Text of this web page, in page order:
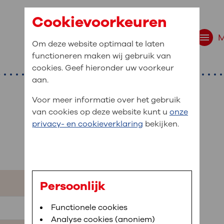
website navigatie
bent u naar op
Bloedafname,MijnOLVG,Digitalisering
In MijnOLVG kunt u uw medische
het u uitkomt. OLVG breidt MijnOLVG
Cookievoorkeuren
Om deze website optimaal te laten
functioneren maken wij gebruik van
cookies. Geef hieronder uw voorkeur
aan.
Voor meer informatie over het gebruik
van cookies op deze website kunt u onze
privacy- en cookieverklaring bekijken.
Persoonlijk
Functionele cookies
Analyse cookies (anoniem)